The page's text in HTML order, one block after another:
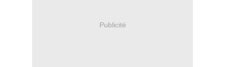
Publicité